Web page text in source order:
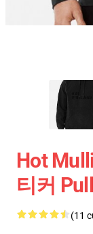
Hot
티커
(11